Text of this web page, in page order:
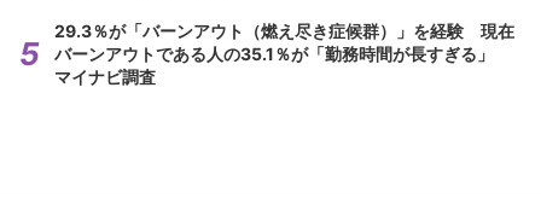
29.3％が「バーンアウト（燃え尽き症候群）」を経験 現在
バーンアウトである人の35.1％が「勤務時間が長すぎる」
マイナビ調査